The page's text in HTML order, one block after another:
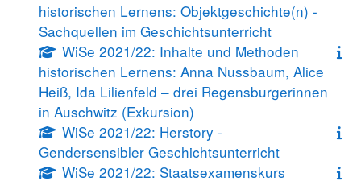
historischen Lernens: Objektgeschichte(n) -
Sachquellen im Geschichtsunterricht
WiSe 2021/22: Inhalte und Methoden
historischen Lernens: Anna Nussbaum, Alice
Heiß, Ida Lilienfeld – drei Regensburgerinnen
in Auschwitz (Exkursion)
WiSe 2021/22: Herstory -
Gendersensibler Geschichtsunterricht
WiSe 2021/22: Staatsexamenskurs